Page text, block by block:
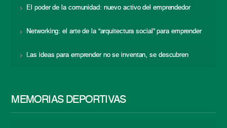
El poder de la comunidad: nuevo activo del emprendedor
Networking: el arte de la “arquitectura social” para emprender
Las ideas para emprender no se inventan, se descubren
MEMORIAS DEPORTIVAS